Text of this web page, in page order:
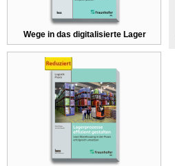
Wege in das digitalisierte Lager